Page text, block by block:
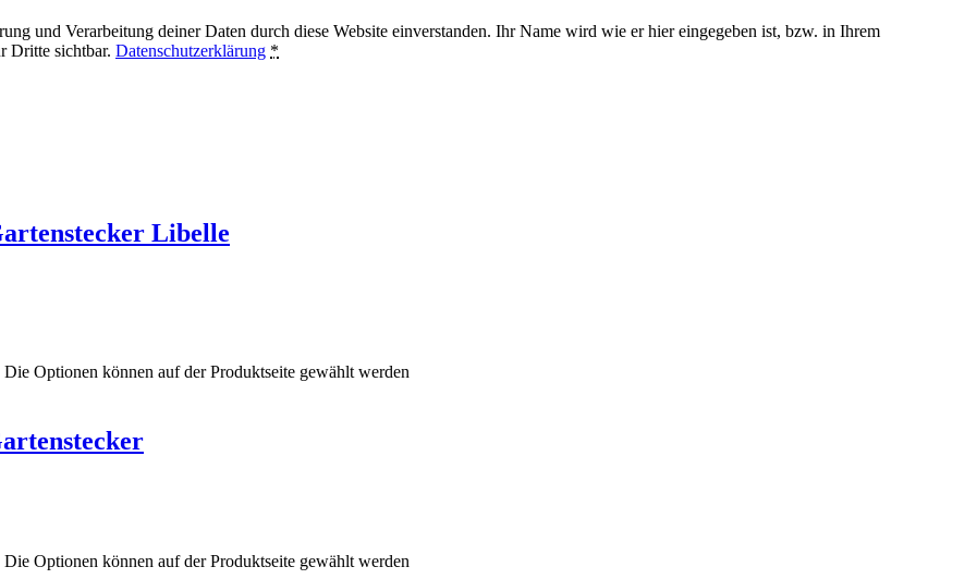
und Verarbeitung deiner Daten durch diese Website einverstanden. Ihr Name wird wie er hier eingegeben ist, bzw. in Ihrem
Dritte sichtbar. Datenschutzerklärung *
Libelle
Optionen können auf der Produktseite gewählt werden
Optionen können auf der Produktseite gewählt werden